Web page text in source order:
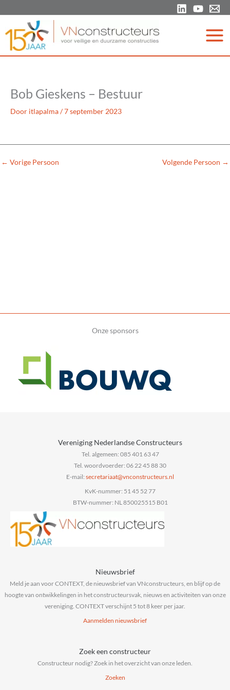
de
inhoud
Bob Gieskens – Bestuur
Door itlapalma/7 september 2023
← Vorige Persoon Volgende Persoon →
Onze sponsors
Vereniging Nederlandse Constructeurs
Tel. algemeen: 085 401 63 47
Tel. woordvoerder: 06 22 45 88 30
E-mail:
ln.sruetcurtsnocnv
@taairaterces
KvK-nummer: 51 45 52 77
BTW-nummer: NL 850025515 B01
Nieuwsbrief
Meld je aan voor CONTEXT, de nieuwsbrief van VNconstructeurs, en blijf op de
hoogte van ontwikkelingen in het constructeursvak, nieuws en activiteiten van onze
vereniging. CONTEXT verschijnt 5 tot 8 keer per jaar.
Aanmelden nieuwsbrief
Zoek een constructeur
Constructeur nodig? Zoek in het overzicht van onze leden.
Zoeken